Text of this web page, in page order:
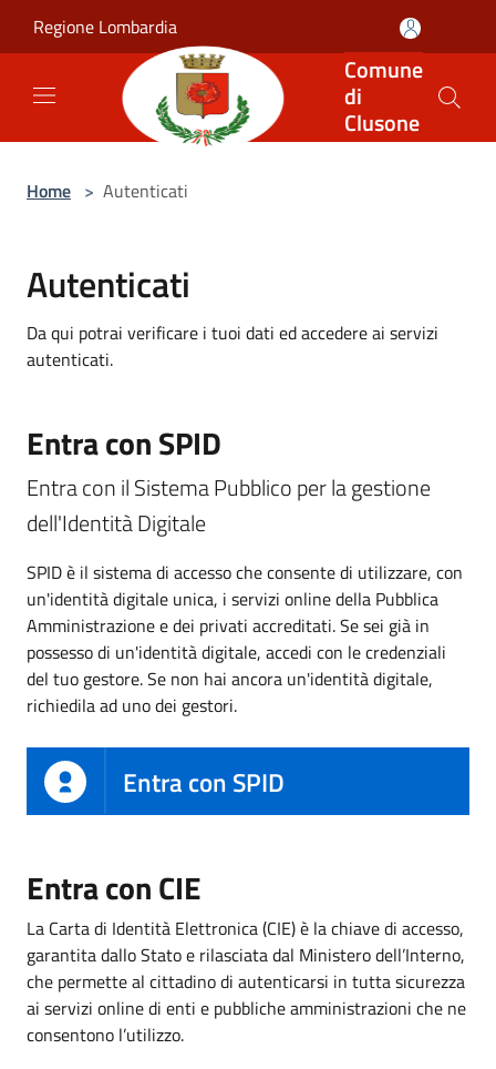
Regione Lombardia
Comune
di
Clusone
Home > Autenticati
Autenticati
Da qui potrai verificare i tuoi dati ed accedere ai servizi
autenticati.
Entra con SPID
Entra con il Sistema Pubblico per la gestione
dell'Identità Digitale
SPID è il sistema di accesso che consente di utilizzare, con
un'identità digitale unica, i servizi online della Pubblica
Amministrazione e dei privati accreditati. Se sei già in
possesso di un'identità digitale, accedi con le credenziali
del tuo gestore. Se non hai ancora un'identità digitale,
richiedila ad uno dei gestori.
Entra con SPID
Entra con CIE
La Carta di Identità Elettronica (CIE) è la chiave di accesso,
garantita dallo Stato e rilasciata dal Ministero dell’Interno,
che permette al cittadino di autenticarsi in tutta sicurezza
ai servizi online di enti e pubbliche amministrazioni che ne
consentono l’utilizzo.